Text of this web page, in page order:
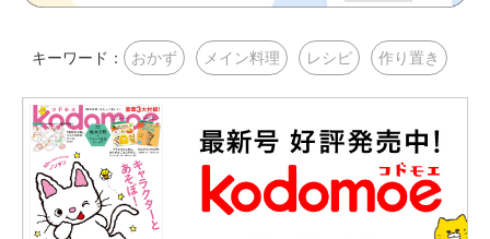
キーワード： おかず メイン料理 レシピ 作り置き